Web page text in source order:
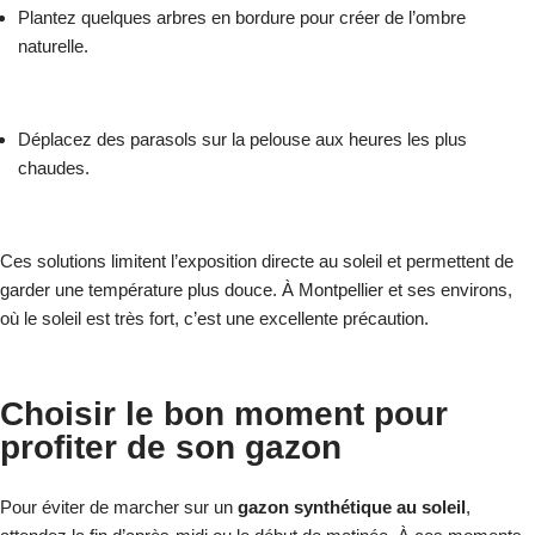
Plantez quelques arbres en bordure pour créer de l’ombre
naturelle.
Déplacez des parasols sur la pelouse aux heures les plus
chaudes.
Ces solutions limitent l’exposition directe au soleil et permettent de
garder une température plus douce. À Montpellier et ses environs,
où le soleil est très fort, c’est une excellente précaution.
Choisir le bon moment pour
profiter de son gazon
Pour éviter de marcher sur un gazon synthétique au soleil,